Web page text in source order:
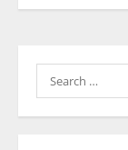
Search
for: